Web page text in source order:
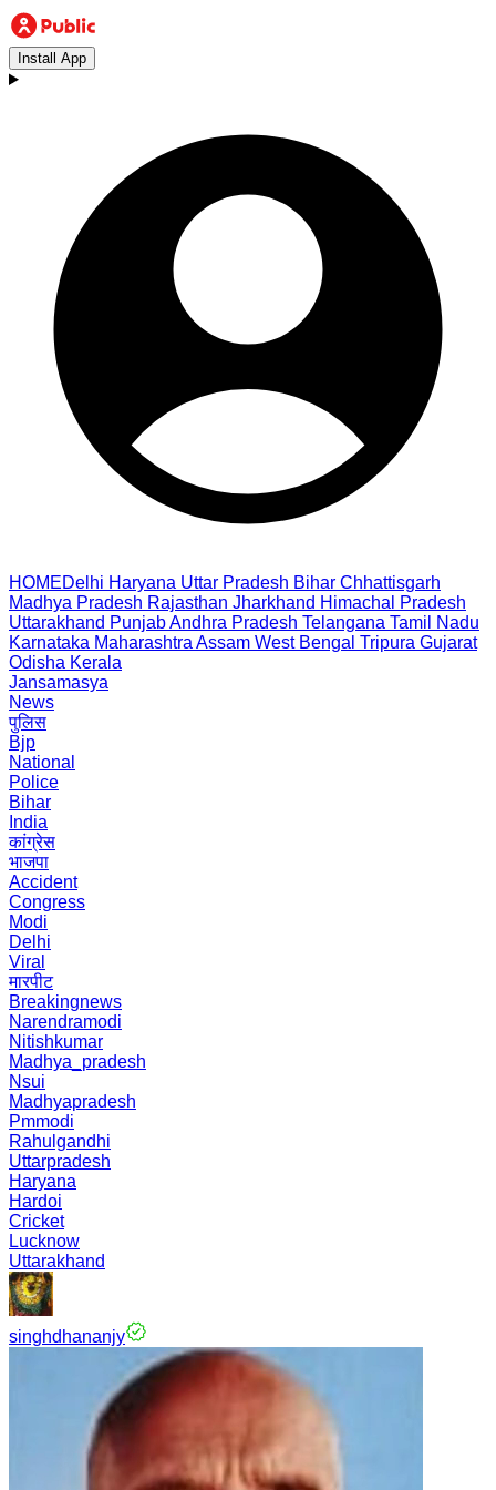
Install App
HOMEDelhi Haryana Uttar Pradesh Bihar Chhattisgarh
Madhya Pradesh Rajasthan Jharkhand Himachal Pradesh
Uttarakhand PunjabAndhra Pradesh Telangana Tamil Nadu
Karnataka Maharashtra Assam West Bengal Tripura Gujarat
Odisha Kerala
Jansamasya
News
पुलिस
Bjp
National
Police
Bihar
India
कांग्रेस
भाजपा
Accident
Congress
Modi
Delhi
Viral
मारपीट
Breakingnews
Narendramodi
Nitishkumar
Madhya_pradesh
Nsui
Madhyapradesh
Pmmodi
Rahulgandhi
Uttarpradesh
Haryana
Hardoi
Cricket
Lucknow
Uttarakhand
singhdhananjy